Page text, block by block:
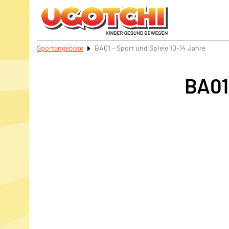
Sportangebote BA01 – Sport und Spiele 10-14 Jahre